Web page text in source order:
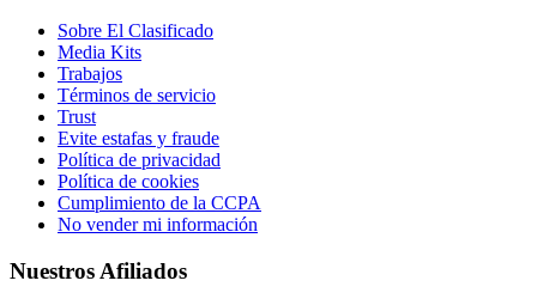
Sobre El Clasificado
Media Kits
Trabajos
Términos de servicio
Trust
Evite estafas y fraude
Política de privacidad
Política de cookies
Cumplimiento de la CCPA
No vender mi información
Nuestros Afiliados